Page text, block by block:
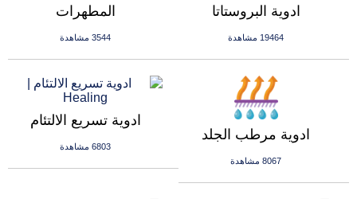
المطهرات
3544 مشاهدة
ادوية البروستاتا
19464 مشاهدة
ادوية تسريع الالتئام
6803 مشاهدة
ادوية مرطب الجلد
8067 مشاهدة